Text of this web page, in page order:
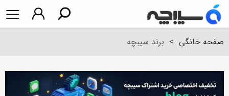
صفحه خانگی > برند سیبچه